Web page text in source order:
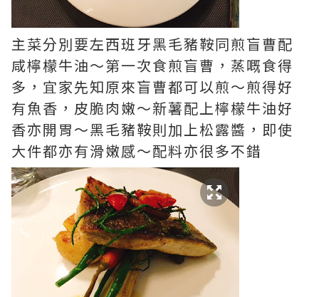
主菜分別要左西班牙黑毛豬鞍同煎盲曹配
咸檸檬牛油～第一次食煎盲曹，蒸嘅食得
多，宜家先知原來盲曹都可以煎～煎得好
有魚香，皮脆肉嫩～新薯配上檸檬牛油好
香亦開胃～黑毛豬鞍則加上松露醬，即使
大件都亦有滑嫩感～配料亦很多不錯